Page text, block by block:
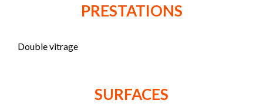
PRESTATIONS
Double vitrage
SURFACES